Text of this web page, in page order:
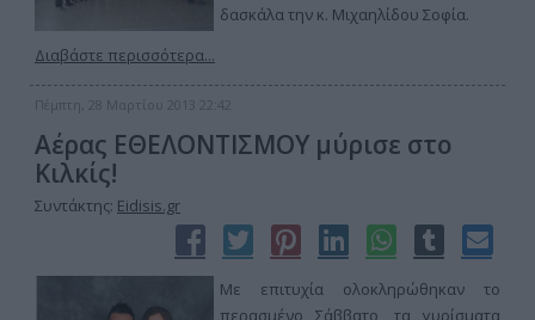
δασκάλα την κ. Μιχαηλίδου Σοφία.
Διαβάστε περισσότερα...
Πέμπτη, 28 Μαρτίου 2013 22:42
Αέρας ΕΘΕΛΟΝΤΙΣΜΟΥ μύρισε στο
Κιλκίς!
Συντάκτης: Eidisis.gr
Με επιτυχία ολοκληρώθηκαν το
περασμένο Σάββατο, τα γυρίσματα